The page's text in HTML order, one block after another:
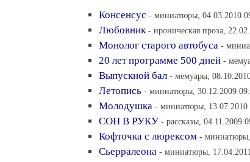
Консенсус - миниатюры, 04.03.2010
Любовник - ироническая проза,
Монолог старого автобуса -
20 лет программе 500 дней -
Выпускной бал - мемуары,
Летопись - миниатюры, 30.12.2009
Молодушка - миниатюры, 13.07.2010
СОН В РУКУ - рассказы, 04.11.2009
Кофточка с люрексом -
Сьерралеона - миниатюры,